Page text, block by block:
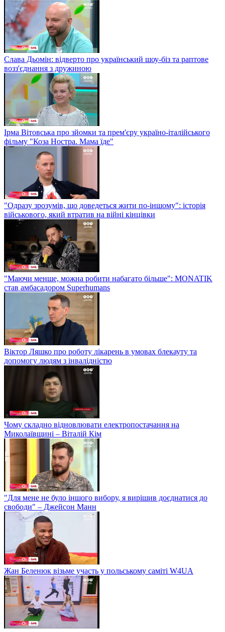
Слава Дьомін: відверто про український шоу-біз та раптове
возз'єднання з дружиною
Ірма Вітовська про зйомки та прем'єру україно-італійського
фільму "Коза Ностра. Мама їде"
"Одразу зрозумів, що доведеться жити по-іншому": історія
військового, який втратив на війні кінцівки
"Маючи менше, можна робити набагато більше": MONATIK
став амбасадором Superhumans
Віктор Ляшко про роботу лікарень в умовах блекауту та
допомогу людям з інвалідністю
Чому складно відновлювати електропостачання на
Миколаївщині – Віталій Кім
"Для мене не було іншого вибору, я вирішив доєднатися до
свободи" – Джейсон Манн
Жан Беленюк візьме участь у польському саміті W4UA